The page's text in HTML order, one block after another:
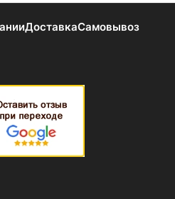
ДоставкаСамовывоз